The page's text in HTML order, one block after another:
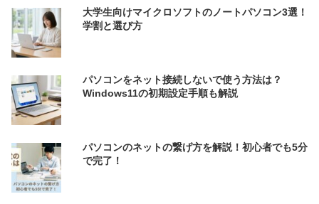
大学生向けマイクロソフトのノートパソコン3選！
学割と選び方
パソコンをネット接続しないで使う方法は？
Windows11の初期設定手順も解説
パソコンのネットの繋げ方を解説！初心者でも5分
で完了！